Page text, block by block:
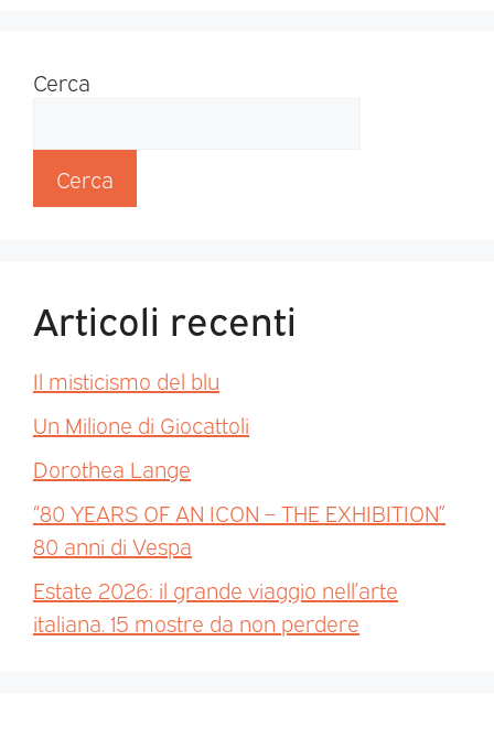
Cerca
Cerca
Articoli recenti
Il misticismo del blu
Un Milione di Giocattoli
Dorothea Lange
“80 YEARS OF AN ICON – THE EXHIBITION”
80 anni di Vespa
Estate 2026: il grande viaggio nell’arte
italiana. 15 mostre da non perdere